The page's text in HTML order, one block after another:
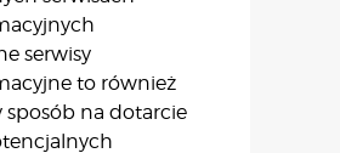
serwisy
to również
sposób na dotarcie